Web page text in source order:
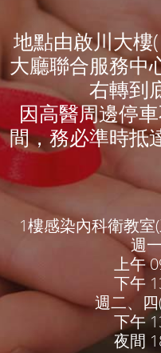
地點由啟川大樓
大廳聯合服務中
右轉到
因高醫周邊停
間，務必準時抵
1樓感染內科衛教
週
上午
下午
週二、
下午
夜間